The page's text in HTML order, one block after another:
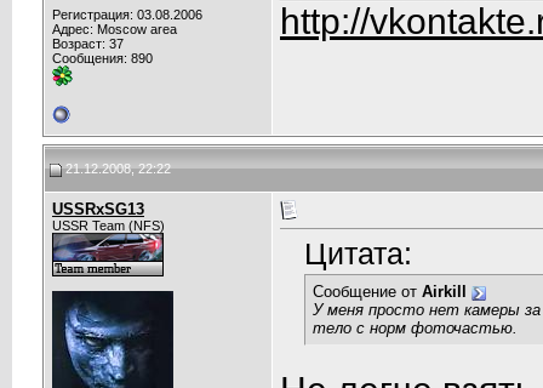
Регистрация: 03.08.2006
Адрес: Moscow area
Возраст: 37
Сообщения: 890
http://
21.12.2008, 22:22
USSRxSG13
USSR Team (NFS)
Цитата:
Сообщение от Airkill
У меня просто нет камеры
тело с норм фоточастью.